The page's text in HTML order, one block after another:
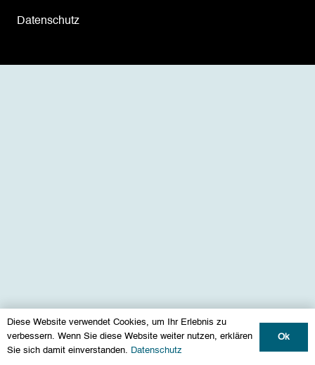
Datenschutz
Diese Website verwendet Cookies, um Ihr Erlebnis zu
verbessern. Wenn Sie diese Website weiter nutzen, erklären
Sie sich damit einverstanden. Datenschutz
Ok